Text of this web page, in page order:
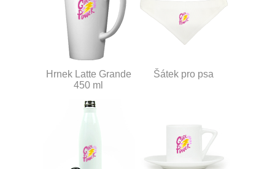
Hrnek Latte Grande
450 ml
Šátek pro psa